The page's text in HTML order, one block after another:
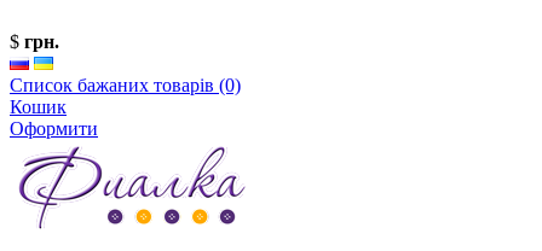
$ грн.
Список бажаних товарів (0)
Кошик
Оформити